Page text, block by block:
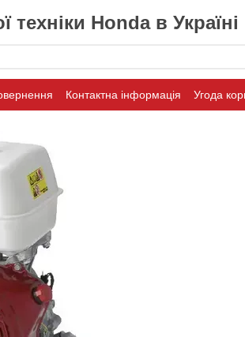
Honda в Україні
Контактна інформація Угода